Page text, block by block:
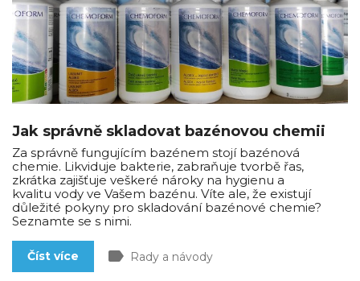
Jak správně skladovat bazénovou chemii
Za správně fungujícím bazénem stojí bazénová
chemie. Likviduje bakterie, zabraňuje tvorbě řas,
zkrátka zajišťuje veškeré nároky na hygienu a
kvalitu vody ve Vašem bazénu. Víte ale, že existují
důležité pokyny pro skladování bazénové chemie?
Seznamte se s nimi.
Číst více label Rady a návody